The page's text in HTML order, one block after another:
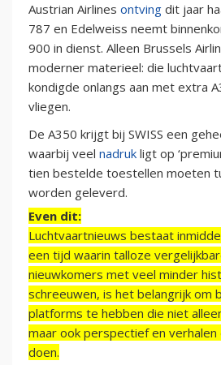
Austrian Airlines ontving dit jaar
787 en Edelweiss neemt
900 in dienst. Alleen Brussels
moderner materieel: die
kondigde onlangs aan met extra
vliegen.
De A350 krijgt bij SWISS een
waarbij veel nadruk ligt op
tien bestelde toestellen moeten
worden geleverd.
Even dit:
Luchtvaartnieuws bestaat
een tijd waarin talloze
nieuwkomers met veel minder
schreeuwen, is het belangrijk om
platforms te hebben die niet
maar ook perspectief en
doen.